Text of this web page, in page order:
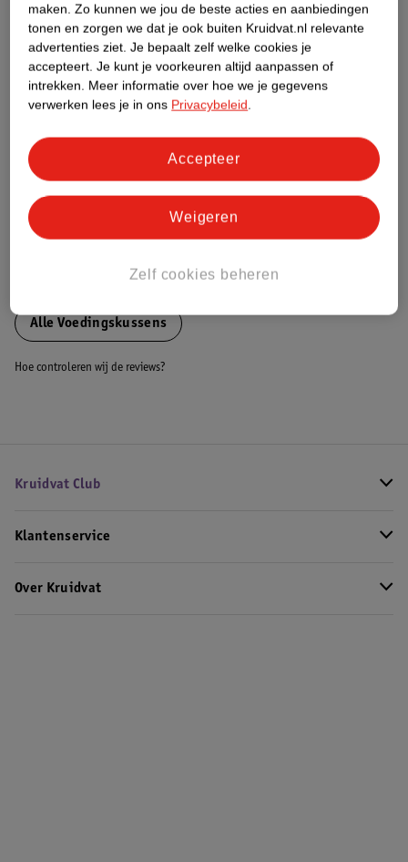
Etiketinformatie
Nature Impact Score
Dit product heeft (nog) geen Nature
Meer informatie
Bestel & Bezorginformatie
Alle Voedingskussens
Hoe controleren wij de reviews?
Kruidvat Club
Klantenservice
Over Kruidvat
maken. Zo kunnen we jou de beste acties en aanbiedingen
tonen en zorgen we dat je ook buiten Kruidvat.nl relevante
advertenties ziet. Je bepaalt zelf welke cookies je
accepteert. Je kunt je voorkeuren altijd aanpassen of
intrekken. Meer informatie over hoe we je gegevens
verwerken lees je in ons Privacybeleid.
Zelf cookies beheren
Weigeren
Accepteer